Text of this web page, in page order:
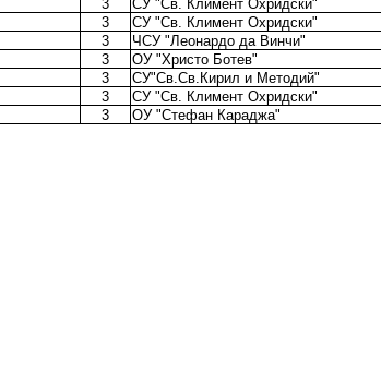
3 СУ "Св. Климент Охридски"
3 СУ "Св. Климент Охридски"
3 ЧСУ "Леонардо да Винчи"
3 ОУ "Христо Ботев"
3 СУ"Св.Св.Кирил и Методий"
3 СУ "Св. Климент Охридски"
3 ОУ "Стефан Караджа"